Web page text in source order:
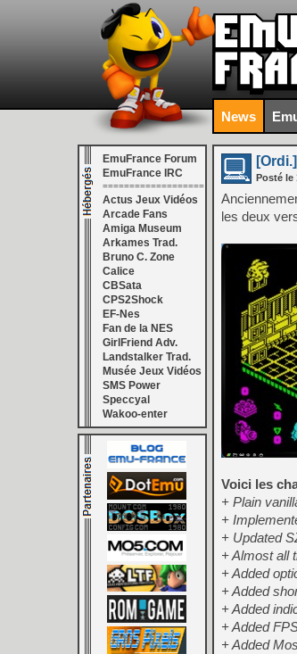
News
EmuFrance Forum
EmuFrance IRC
===================
Actus Jeux Vidéos
Arcade Fans
Amiga Museum
Arkames Trad.
Bruno C. Zone
Calice
CBSata
CPS2Shock
EF-Nes
Fan de la NES
GirlFriend Adv.
Landstalker Trad.
Musée Jeux Vidéos
SMS Power
Speccyal
Wakoo-enter
[Ordi.]
Posté le
les deux
Voici les
+ Plain
+
+ Updated
+ Almost all
+ Added
+ Added
+ Added
+ Added
+ Added